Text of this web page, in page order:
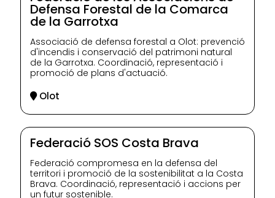
Defensa Forestal de la Comarca
de la Garrotxa
Associació de defensa forestal a Olot: prevenció
d'incendis i conservació del patrimoni natural
de la Garrotxa. Coordinació, representació i
promoció de plans d'actuació.
Olot
Federació SOS Costa Brava
Federació compromesa en la defensa del
territori i promoció de la sostenibilitat a la Costa
Brava. Coordinació, representació i accions per
un futur sostenible.